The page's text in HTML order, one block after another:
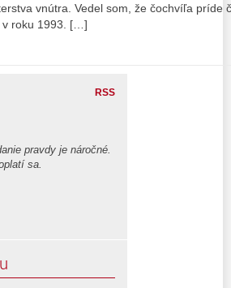
vnútra. Vedel som, že čochvíľa príde
v roku 1993. […]
RSS
pravdy je náročné.
sa.